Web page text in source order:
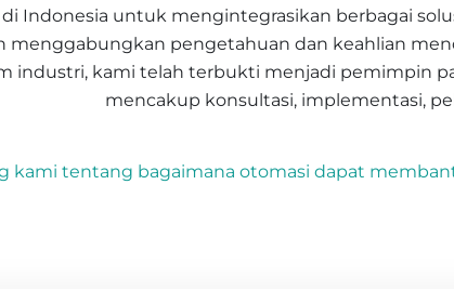
Indonesia untuk mengintegrasikan berbagai
menggabungkan pengetahuan dan keahlian
industri, kami telah terbukti menjadi pemimpin
mencakup konsultasi, implementasi,
kami tentang bagaimana otomasi dapat